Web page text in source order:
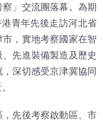
」交流團落幕。為期
青年先後走訪河北省
，實地考察國家在智
先進裝備製造及歷史
深切感受京津冀協同
先後考察啟動區、市